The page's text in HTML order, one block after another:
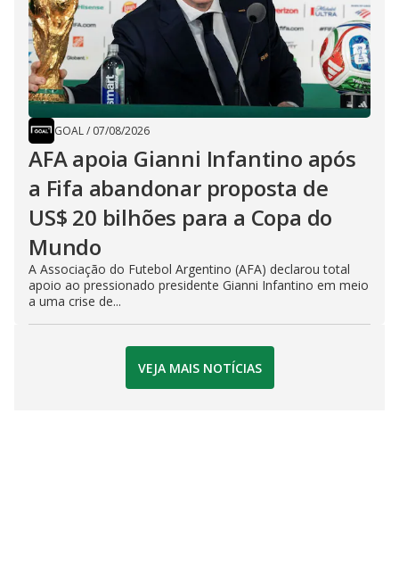
GOAL/ 07/08/2026
AFA apoia Gianni Infantino após
a Fifa abandonar proposta de
US$ 20 bilhões para a Copa do
Mundo
A Associação do Futebol Argentino (AFA) declarou total
apoio ao pressionado presidente Gianni Infantino em meio
a uma crise de...
VEJA MAIS NOTÍCIAS